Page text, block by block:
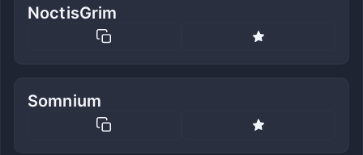
NoctisGrim
Somnium